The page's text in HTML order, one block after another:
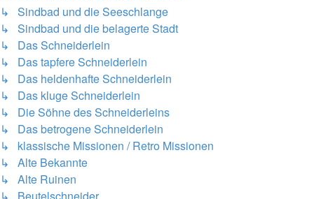
↳ Sindbad und die Seeschlange
↳ Sindbad und die belagerte Stadt
↳ Das Schneiderlein
↳ Das tapfere Schneiderlein
↳ Das heldenhafte Schneiderlein
↳ Das kluge Schneiderlein
↳ Die Söhne des Schneiderleins
↳ Das betrogene Schneiderlein
↳ klassische Missionen / Retro Missionen
↳ Alte Bekannte
↳ Alte Ruinen